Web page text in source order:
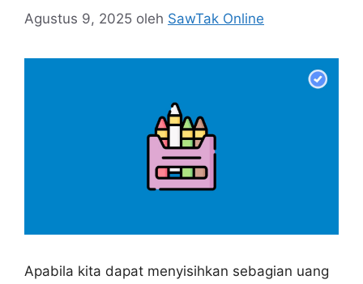
Agustus 9, 2025 oleh SawTak Online
Apabila kita dapat menyisihkan sebagian uang